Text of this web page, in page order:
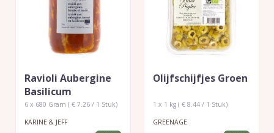
Ravioli Aubergine
Basilicum
6 x 680 Gram ( € 7.26 / 1 Stuk)
KARINE & JEFF
Olijfschijfjes Groen
1 x 1 kg ( € 8.44 / 1 Stuk)
GREENAGE